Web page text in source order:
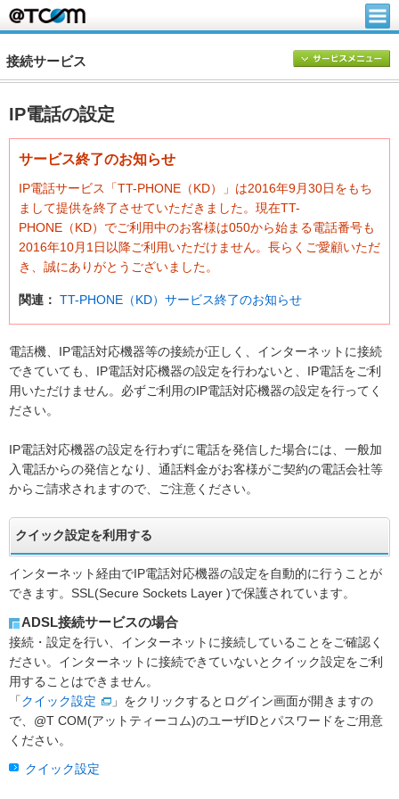
接続サービス
IP電話の設定
サービス終了のお知らせ
IP電話サービス「TT-PHONE（KD）」は2016年9月30日をもち
まして提供を終了させていただきました。現在TT-
PHONE（KD）でご利用中のお客様は050から始まる電話番号も
2016年10月1日以降ご利用いただけません。長らくご愛顧いただ
き、誠にありがとうございました。
関連： TT-PHONE（KD）サービス終了のお知らせ
電話機、IP電話対応機器等の接続が正しく、インターネットに接続
できていても、IP電話対応機器の設定を行わないと、IP電話をご利
用いただけません。必ずご利用のIP電話対応機器の設定を行ってく
ださい。
IP電話対応機器の設定を行わずに電話を発信した場合には、一般加
入電話からの発信となり、通話料金がお客様がご契約の電話会社等
からご請求されますので、ご注意ください。
クイック設定を利用する
インターネット経由でIP電話対応機器の設定を自動的に行うことが
できます。SSL(Secure Sockets Layer )で保護されています。
ADSL接続サービスの場合
接続・設定を行い、インターネットに接続していることをご確認く
ださい。インターネットに接続できていないとクイック設定をご利
用することはできません。
「 クイック設定
」をクリックするとログイン画面が開きますの
で、@T COM(アットティーコム)のユーザIDとパスワードをご用意
ください。
クイック設定